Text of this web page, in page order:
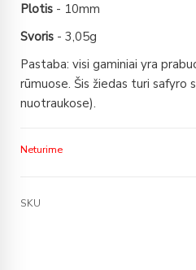
Plotis - 10mm
Svoris - 3,05g
Pastaba: visi gaminiai yra
rūmuose. Šis žiedas turi safyro
nuotraukose).
Neturime
SKU